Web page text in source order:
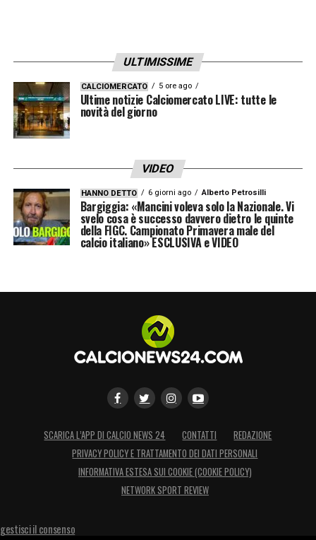
ULTIMISSIME
CALCIOMERCATO 5 ore ago
Ultime notizie Calciomercato LIVE: tutte le
novità del giorno
VIDEO
HANNO DETTO 6 giorni ago Alberto Petrosilli
Bargiggia: «Mancini voleva solo la Nazionale. Vi
svelo cosa è successo davvero dietro le quinte
della FIGC. Campionato Primavera male del
calcio italiano» ESCLUSIVA e VIDEO
SCARICA L’APP DI CALCIO NEWS 24 CONTATTI
REDAZIONE
PRIVACY POLICY E TRATTAMENTO DEI DATI PERSONALI
INFORMATIVA ESTESA SUI COOKIE (COOKIE POLICY)
NETWORK SPORT REVIEW
gestisci il consenso